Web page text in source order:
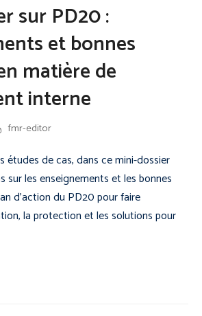
sur PD20 :
et bonnes
matière de
interne
fmr-editor
études de cas, dans ce mini-dossier
sur les enseignements et les bonnes
d’action du PD20 pour faire
la protection et les solutions pour